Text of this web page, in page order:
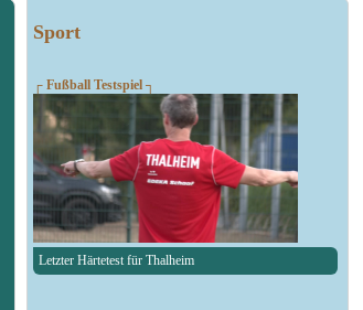
Sport
┌ Fußball Testspiel ┐
Letzter Härtetest für Thalheim